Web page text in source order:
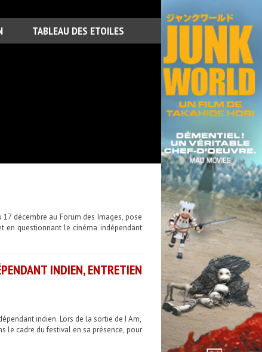
TABLEAU DES ETOILES
décembre au Forum des Images, pose
en questionnant le cinéma indépendant
INDIEN, ENTRETIEN
indien. Lors de la sortie de I Am,
le cadre du festival en sa présence, pour